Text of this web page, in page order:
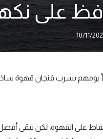
على
10/11/
يومهم بشرب فنجان قهوة
على القهوة، لكن تبقى